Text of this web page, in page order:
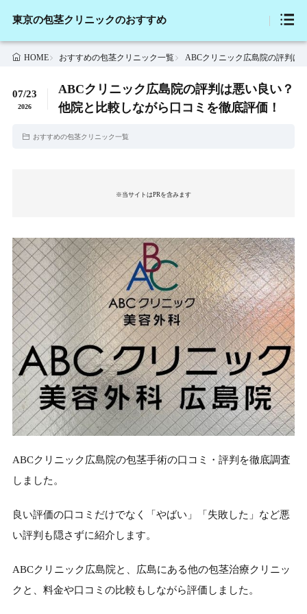
東京の包茎クリニックのおすすめ
HOME おすすめの包茎クリニック一覧 ABCクリニック広島院の評判は
07/23
2026
ABCクリニック広島院の評判は悪い良い？
他院と比較しながら口コミを徹底評価！
おすすめの包茎クリニック一覧
※当サイトはPRを含みます
ABCクリニック広島院の包茎手術の口コミ・評判を徹底調査
しました。
良い評価の口コミだけでなく「やばい」「失敗した」など悪
い評判も隠さずに紹介します。
ABCクリニック広島院と、広島にある他の包茎治療クリニッ
クと、料金や口コミの比較もしながら評価しました。